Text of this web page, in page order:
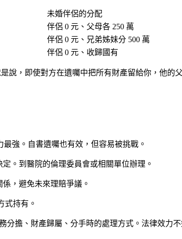
未婚伴侶的分配
伴侶 0 元、父母各 250 萬
伴侶 0 元、兄弟姊妹分 500 萬
伴侶 0 元、收歸國有
說，即使對方在遺囑中把所有財產留給你，他的
強。自書遺囑也有效，但容易被挑戰。
。到醫院的倫理委員會或相關單位辦理。
，避免未來理賠爭議。
式持有。
分擔、財產歸屬、分手時的處理方式。法律效力